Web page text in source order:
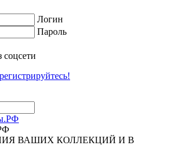
Логин
Пароль
соцсети
ВАШИХ КОЛЛЕКЦИЙ И В